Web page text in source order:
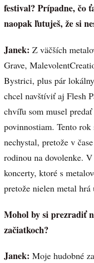
festival? Prípadne, čo
naopak ľutuješ, že si
Janek: Z väčších
Grave,
Bystrici, plus pár
chcel navštíviť aj Flesh
chvíľu som musel
povinnostiam. Tento
nechystal, pretože v
rodinou na dovolenke.
koncerty, ktoré s
pretože nielen metal
Mohol by si prezradiť
začiatkoch?
Janek: Moje hudobné